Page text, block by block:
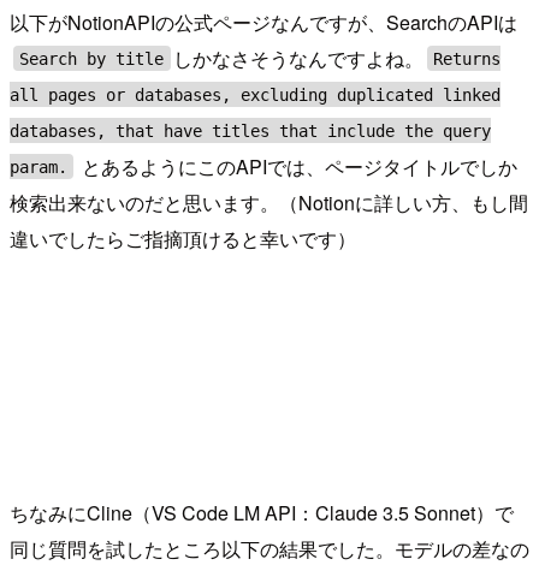
以下がNotionAPIの公式ページなんですが、SearchのAPIは
Search by title しかなさそうなんですよね。
Returns
all pages or databases, excluding duplicated linked
databases, that have titles that include the query
param.
とあるようにこのAPIでは、ページタイトルでしか
検索出来ないのだと思います。（Notionに詳しい方、もし間
違いでしたらご指摘頂けると幸いです）
ちなみにCline（VS Code LM API：Claude 3.5 Sonnet）で
同じ質問を試したところ以下の結果でした。モデルの差なの